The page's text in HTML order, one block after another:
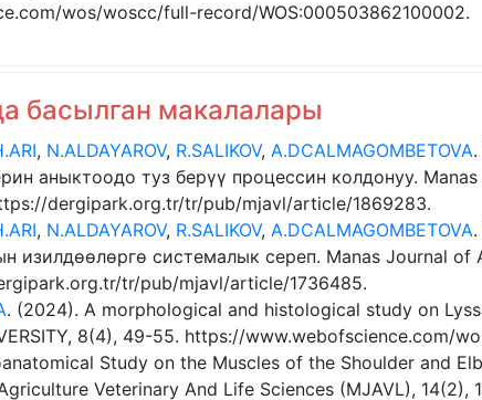
wos/woscc/full-record/WOS:000503862100002.
басылган макалалары
, N.ALDAYAROV, R.SALIKOV, A.DCALMAGOMBETOVA
аныктоодо туз берүү процессин колдонуу.
dergipark.org.tr/tr/pub/mjavl/article/1869283.
, N.ALDAYAROV, R.SALIKOV, A.DCALMAGOMBETOVA
изилдөөлөргө системалык сереп. Manas Journal of
tr/pub/mjavl/article/1736485.
. (2024). A morphological and histological study on
8(4), 49-55. https://www.webofscience.com/
Study on the Muscles of the Shoulder and
Veterinary And Life Sciences (MJAVL), 14(2),